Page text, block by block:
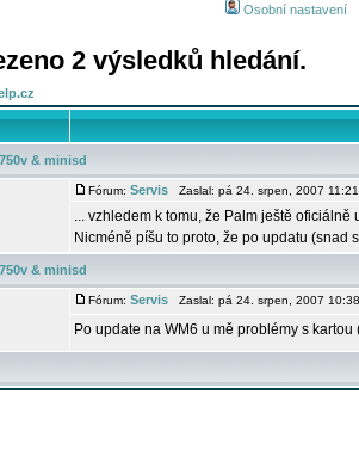
Osobní nastavení
2 výsledků hledání.
& minisd
Fórum: Servis Zaslal: pá 24. srpen, 2007
... vzhledem k tomu, že Palm ještě oficiálně
Nicméně píšu to proto, že po updatu (snad
& minisd
Fórum: Servis Zaslal: pá 24. srpen, 2007
Po update na WM6 u mě problémy s